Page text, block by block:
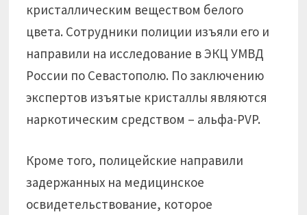
кристаллическим веществом белого
цвета. Сотрудники полиции изъяли его и
направили на исследование в ЭКЦ УМВД
России по Севастополю. По заключению
экспертов изъятые кристаллы являются
наркотическим средством – альфа-PVP.
Кроме того, полицейские направили
задержанных на медицинское
освидетельствование, которое